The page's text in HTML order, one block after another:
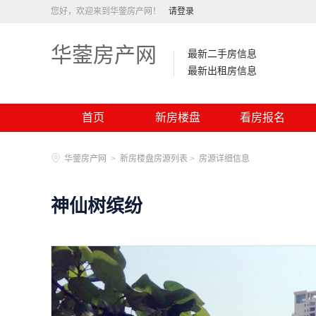
您好，欢迎来到华蓥房产网！ 请登录
华蓥房产网
最新二手房信息
最新出租房信息
首页 新房楼盘 看房报名
华蓥房产网 > 新房楼盘房源列表 > 房源详细信息
神仙树缤纷